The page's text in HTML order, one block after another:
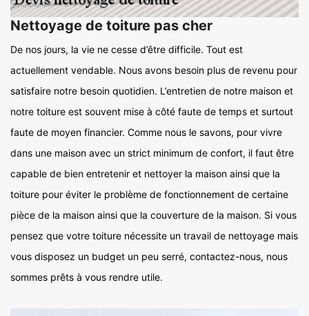
Nettoyage de toiture pas cher
De nos jours, la vie ne cesse d’être difficile. Tout est
actuellement vendable. Nous avons besoin plus de revenu pour
satisfaire notre besoin quotidien. L’entretien de notre maison et
notre toiture est souvent mise à côté faute de temps et surtout
faute de moyen financier. Comme nous le savons, pour vivre
dans une maison avec un strict minimum de confort, il faut être
capable de bien entretenir et nettoyer la maison ainsi que la
toiture pour éviter le problème de fonctionnement de certaine
pièce de la maison ainsi que la couverture de la maison. Si vous
pensez que votre toiture nécessite un travail de nettoyage mais
vous disposez un budget un peu serré, contactez-nous, nous
sommes prêts à vous rendre utile.